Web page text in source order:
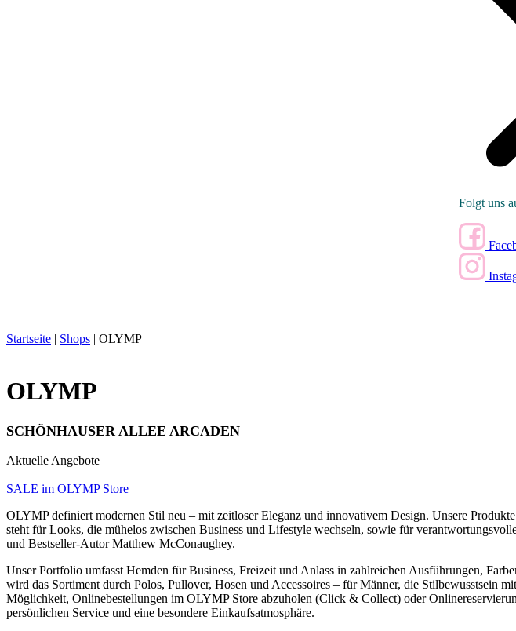
Folgt uns
Startseite | Shops | OLYMP
OLYMP
SCHÖNHAUSER ALLEE ARCADEN
Aktuelle Angebote
SALE im OLYMP Store
OLYMP definiert modernen Stil neu – mit zeitloser Eleganz und innovativem Design. Unsere
steht für Looks, die mühelos zwischen Business und Lifestyle wechseln, sowie für
und Bestseller-Autor Matthew McConaughey.
Unser Portfolio umfasst Hemden für Business, Freizeit und Anlass in zahlreichen Ausführungen,
wird das Sortiment durch Polos, Pullover, Hosen und Accessoires – für Männer, die Stilbewusstsein
Möglichkeit, Onlinebestellungen im OLYMP Store abzuholen (Click & Collect) oder
persönlichen Service und eine besondere Einkaufsatmosphäre.